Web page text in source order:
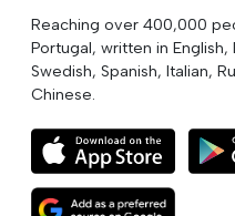
Reaching over 400,000
Portugal, written in
Swedish, Spanish, Italian,
Chinese.